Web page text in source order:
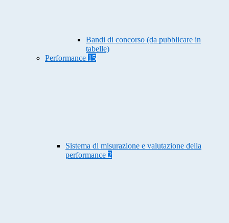
Bandi di concorso (da pubblicare in
tabelle)
Performance 15
Sistema di misurazione e valutazione della
performance 2